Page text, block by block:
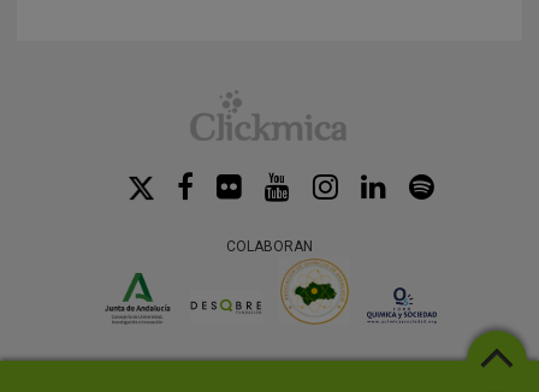
COLABORAN